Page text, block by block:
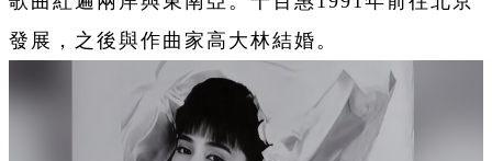
發展，之後與作曲家高大林結婚。